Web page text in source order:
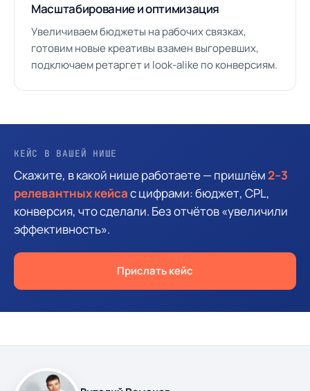
Масштабирование и оптимизация
Увеличиваем бюджеты на рабочих связках,
готовим новые креативы взамен выгоревших,
подключаем ретаргет и look-alike по конверсиям.
КЕЙС В ВАШЕЙ НИШЕ
Скажите, в какой нише работаете — пришлём2–3
релевантных кейсас цифрами: бюджет, CPL,
конверсия, что сделали. Без отчётов «увеличили
эффективность».
Прислать кейс